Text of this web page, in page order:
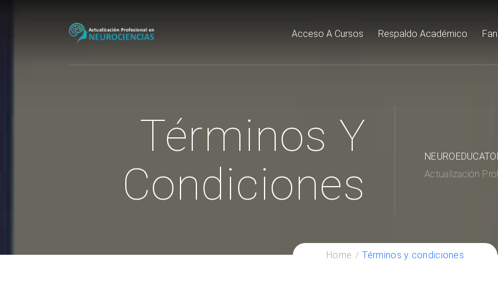
Acceso A Cursos Respaldo Académico
Términos Y
Condiciones
Actualización
Home Términos y condiciones